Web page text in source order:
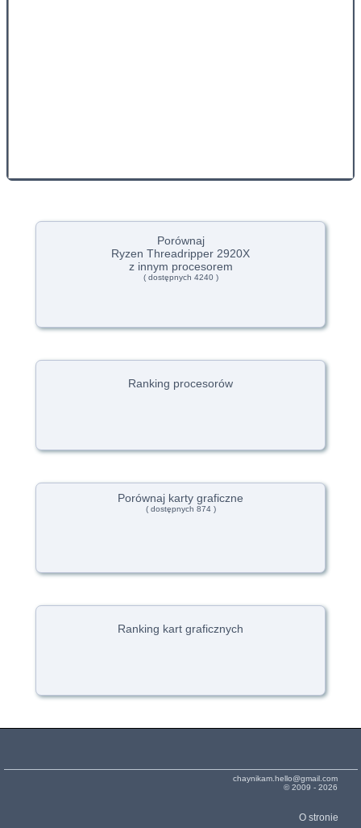
Porównaj
Ryzen Threadripper 2920X
z innym procesorem
( dostępnych 4240 )
Ranking procesorów
Porównaj karty graficzne
( dostępnych 874 )
Ranking kart graficznych
chaynikam.hello@gmail.com
© 2009 - 2026
O stronie